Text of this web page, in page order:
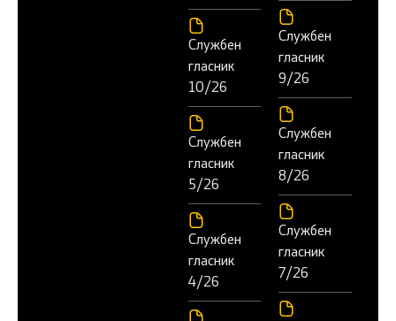
Службен
гласник
10/26
Службен
гласник
5/26
Службен
гласник
4/26
Службен
гласник
9/26
Службен
гласник
8/26
Службен
гласник
7/26